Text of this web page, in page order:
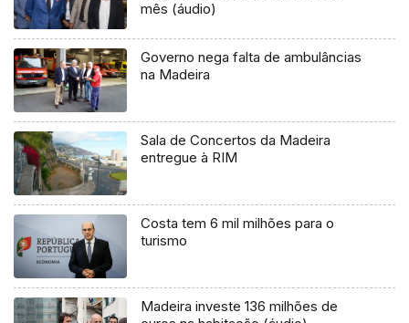
mês (áudio)
Governo nega falta de ambulâncias
na Madeira
Sala de Concertos da Madeira
entregue à RIM
Costa tem 6 mil milhões para o
turismo
Madeira investe 136 milhões de